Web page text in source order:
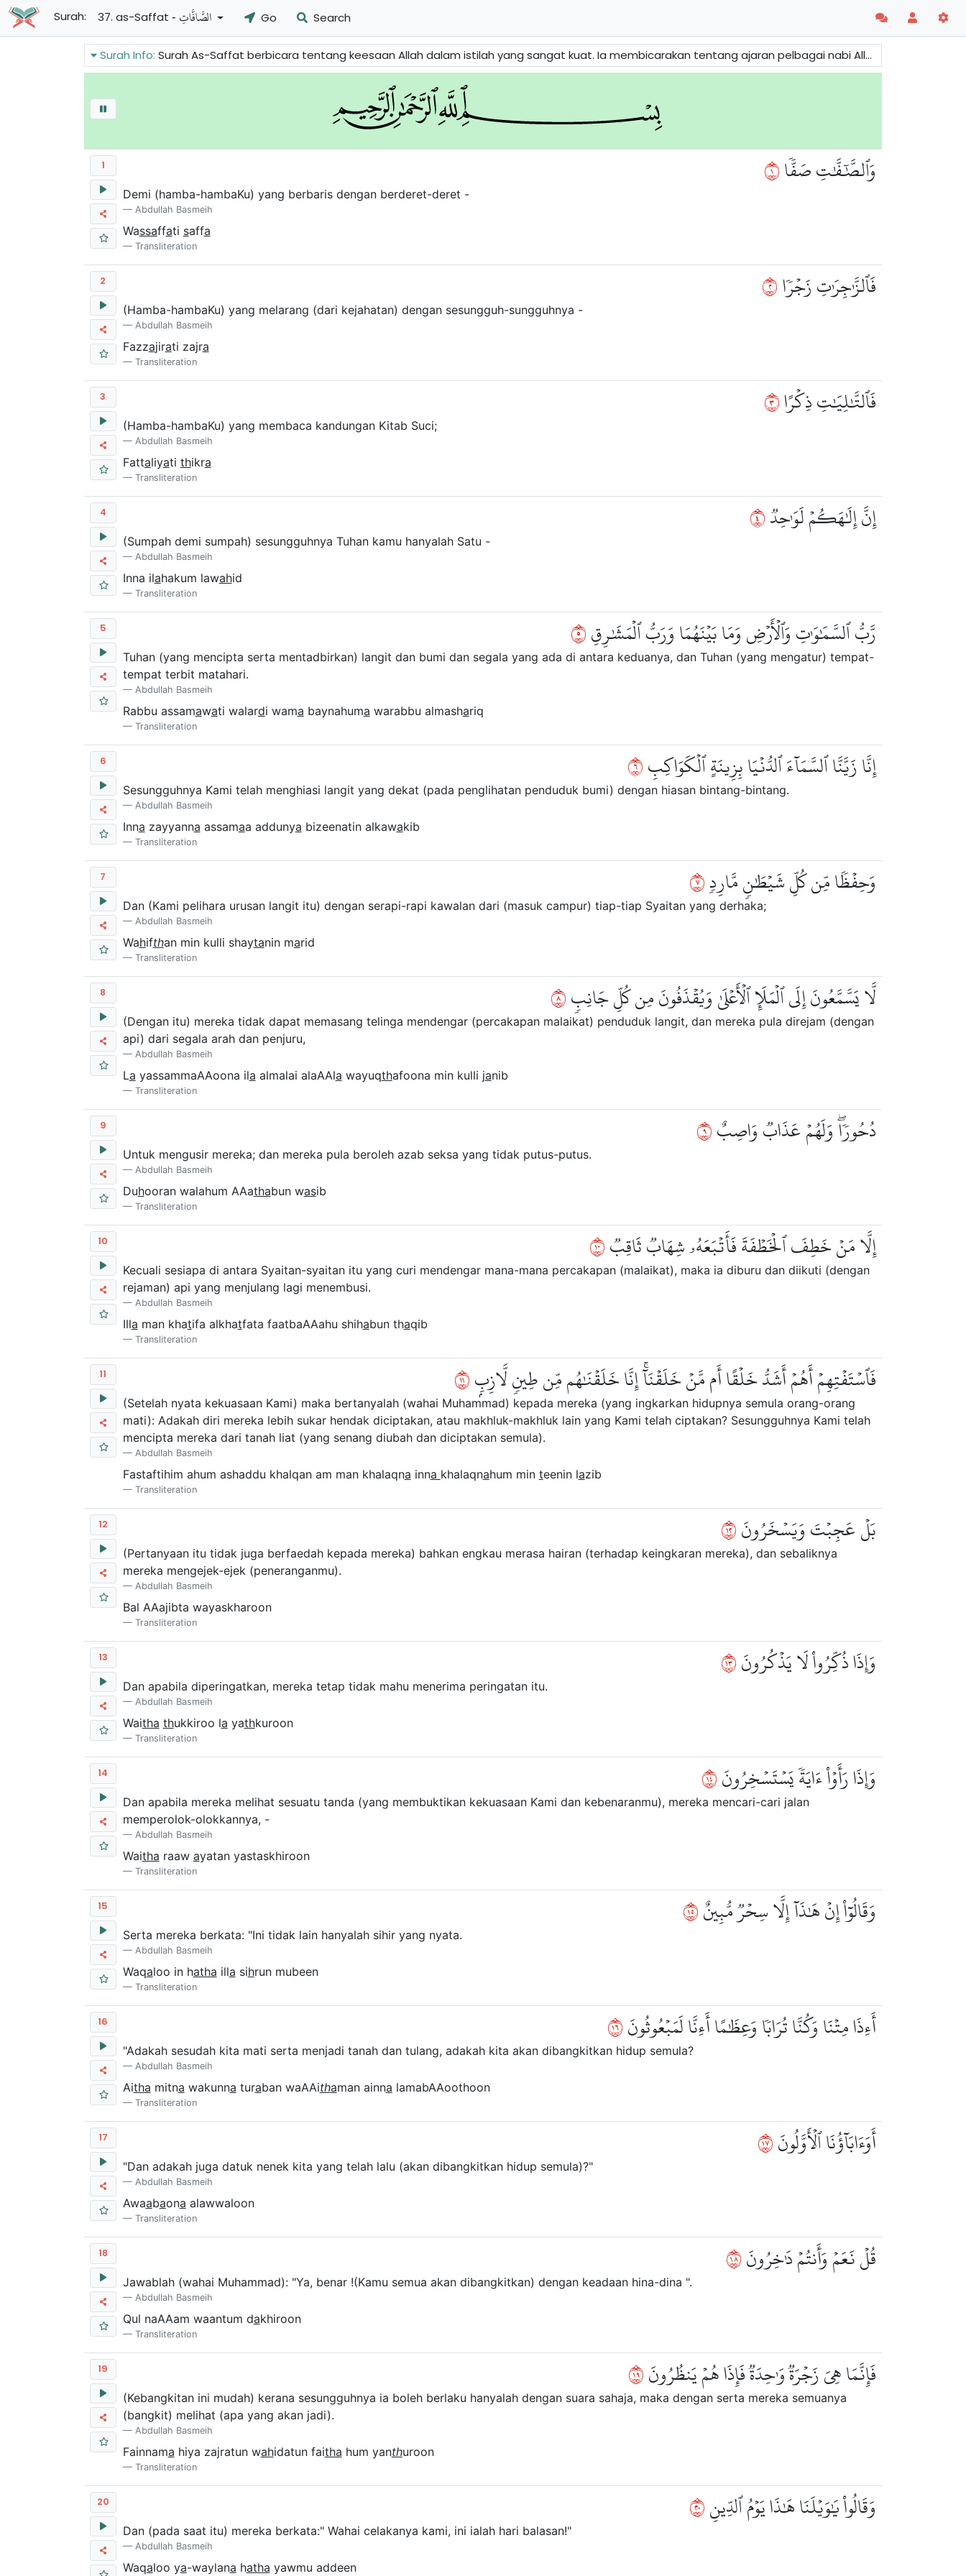
Surah: 37. as-Saffat - الصَّافَّاتِ Go Search
Surah Info:Surah As-Saffat berbicara tentang keesaan Allah dalam istilah yang sangat kuat. Ia membicarakan tentang ajaran pelbagai nabi Allah. Allah menyelamatkan Nabi Nuh dari musuhnya. Pertemuan Nabi Ibrahim dengan penyembahan berhala.Ujian Nabi Ibrahim. Kesanggupannya mengorbankan anaknya.
1 وَٱلصَّٰٓفَّٰتِ صَفّٗا١
Demi (hamba-hambaKu) yang berbaris dengan berderet-deret -
Abdullah Basmeih
Wassaffati saffa
Transliteration
2 فَٱلزَّٰجِرَٰتِ زَجۡرٗا٢
(Hamba-hambaKu) yang melarang (dari kejahatan) dengan sesungguh-sungguhnya -
Abdullah Basmeih
Fazzajirati zajra
Transliteration
3 فَٱلتَّٰلِيَٰتِ ذِكۡرًا٣
(Hamba-hambaKu) yang membaca kandungan Kitab Suci;
Abdullah Basmeih
Fattaliyati thikra
Transliteration
4 إِنَّ إِلَٰهَكُمۡ لَوَٰحِدٞ٤
(Sumpah demi sumpah) sesungguhnya Tuhan kamu hanyalah Satu -
Abdullah Basmeih
Inna ilahakum lawahid
Transliteration
5 رَّبُّ ٱلسَّمَٰوَٰتِ وَٱلۡأَرۡضِ وَمَا بَيۡنَهُمَا وَرَبُّ ٱلۡمَشَٰرِقِ٥
Tuhan (yang mencipta serta mentadbirkan) langit dan bumi dan segala yang ada di antara keduanya, dan Tuhan (yang mengatur) tempat-
tempat terbit matahari.
Abdullah Basmeih
Rabbu assamawati walardi wama baynahuma warabbu almashariq
Transliteration
6 إِنَّا زَيَّنَّا ٱلسَّمَآءَ ٱلدُّنۡيَا بِزِينَةٍ ٱلۡكَوَاكِبِ٦
Sesungguhnya Kami telah menghiasi langit yang dekat (pada penglihatan penduduk bumi) dengan hiasan bintang-bintang.
Abdullah Basmeih
Inna zayyanna assamaa addunya bizeenatin alkawakib
Transliteration
7 وَحِفۡظٗا مِّن كُلِّ شَيۡطَٰنٖ مَّارِدٖ٧
Dan (Kami pelihara urusan langit itu) dengan serapi-rapi kawalan dari (masuk campur) tiap-tiap Syaitan yang derhaka;
Abdullah Basmeih
Wahifthan min kulli shaytanin marid
Transliteration
8 لَّا يَسَّمَّعُونَ إِلَى ٱلۡمَلَإِ ٱلۡأَعۡلَىٰ وَيُقۡذَفُونَ مِن كُلِّ جَانِبٖ٨
(Dengan itu) mereka tidak dapat memasang telinga mendengar (percakapan malaikat) penduduk langit, dan mereka pula direjam (dengan
api) dari segala arah dan penjuru,
Abdullah Basmeih
La yassammaAAoona ila almalai alaAAla wayuqthafoona min kulli janib
Transliteration
9 دُحُورٗاۖ وَلَهُمۡ عَذَابٞ وَاصِبٌ٩
Untuk mengusir mereka; dan mereka pula beroleh azab seksa yang tidak putus-putus.
Abdullah Basmeih
Duhooran walahum AAathabun wasib
Transliteration
10 إِلَّا مَنۡ خَطِفَ ٱلۡخَطۡفَةَ فَأَتۡبَعَهُۥ شِهَابٞ ثَاقِبٞ٠١
Kecuali sesiapa di antara Syaitan-syaitan itu yang curi mendengar mana-mana percakapan (malaikat), maka ia diburu dan diikuti (dengan
rejaman) api yang menjulang lagi menembusi.
Abdullah Basmeih
Illa man khatifa alkhatfata faatbaAAahu shihabun thaqib
Transliteration
11 فَٱسۡتَفۡتِهِمۡ أَهُمۡ أَشَدُّ خَلۡقًا أَم مَّنۡ خَلَقۡنَآۚ إِنَّا خَلَقۡنَٰهُم مِّن طِينٖ لَّازِبِۭ١١
(Setelah nyata kekuasaan Kami) maka bertanyalah (wahai Muhammad) kepada mereka (yang ingkarkan hidupnya semula orang-orang
mati): Adakah diri mereka lebih sukar hendak diciptakan, atau makhluk-makhluk lain yang Kami telah ciptakan? Sesungguhnya Kami telah
mencipta mereka dari tanah liat (yang senang diubah dan diciptakan semula).
Abdullah Basmeih
Fastaftihim ahum ashaddu khalqan am man khalaqna inna khalaqnahum min teenin lazib
Transliteration
12 بَلۡ عَجِبۡتَ وَيَسۡخَرُونَ٢١
(Pertanyaan itu tidak juga berfaedah kepada mereka) bahkan engkau merasa hairan (terhadap keingkaran mereka), dan sebaliknya
mereka mengejek-ejek (peneranganmu).
Abdullah Basmeih
Bal AAajibta wayaskharoon
Transliteration
13 وَإِذَا ذُكِّرُواْ لَا يَذۡكُرُونَ٣١
Dan apabila diperingatkan, mereka tetap tidak mahu menerima peringatan itu.
Abdullah Basmeih
Waitha thukkiroo la yathkuroon
Transliteration
14 وَإِذَا رَأَوۡاْ ءَايَةٗ يَسۡتَسۡخِرُونَ٤١
Dan apabila mereka melihat sesuatu tanda (yang membuktikan kekuasaan Kami dan kebenaranmu), mereka mencari-cari jalan
memperolok-olokkannya, -
Abdullah Basmeih
Waitha raaw ayatan yastaskhiroon
Transliteration
15 وَقَالُوٓاْ إِنۡ هَٰذَآ إِلَّا سِحۡرٞ مُّبِينٌ٥١
Serta mereka berkata: "Ini tidak lain hanyalah sihir yang nyata.
Abdullah Basmeih
Waqaloo in hatha illa sihrun mubeen
Transliteration
16 أَءِذَا مِتۡنَا وَكُنَّا تُرَابٗا وَعِظَٰمًا أَءِنَّا لَمَبۡعُوثُونَ٦١
"Adakah sesudah kita mati serta menjadi tanah dan tulang, adakah kita akan dibangkitkan hidup semula?
Abdullah Basmeih
Aitha mitna wakunna turaban waAAithaman ainna lamabAAoothoon
Transliteration
17 أَوَءَابَآؤُنَا ٱلۡأَوَّلُونَ٧١
"Dan adakah juga datuk nenek kita yang telah lalu (akan dibangkitkan hidup semula)?"
Abdullah Basmeih
Awaabaona alawwaloon
Transliteration
18 قُلۡ نَعَمۡ وَأَنتُمۡ دَٰخِرُونَ٨١
Jawablah (wahai Muhammad): "Ya, benar !(Kamu semua akan dibangkitkan) dengan keadaan hina-dina ".
Abdullah Basmeih
Qul naAAam waantum dakhiroon
Transliteration
19 فَإِنَّمَا هِيَ زَجۡرَةٞ وَٰحِدَةٞ فَإِذَا هُمۡ يَنظُرُونَ٩١
(Kebangkitan ini mudah) kerana sesungguhnya ia boleh berlaku hanyalah dengan suara sahaja, maka dengan serta mereka semuanya
(bangkit) melihat (apa yang akan jadi).
Abdullah Basmeih
Fainnama hiya zajratun wahidatun faitha hum yanthuroon
Transliteration
20 وَقَالُواْ يَٰوَيۡلَنَا هَٰذَا يَوۡمُ ٱلدِّينِ٠٢
Dan (pada saat itu) mereka berkata:" Wahai celakanya kami, ini ialah hari balasan!"
Abdullah Basmeih
Waqaloo ya-waylana hatha yawmu addeen